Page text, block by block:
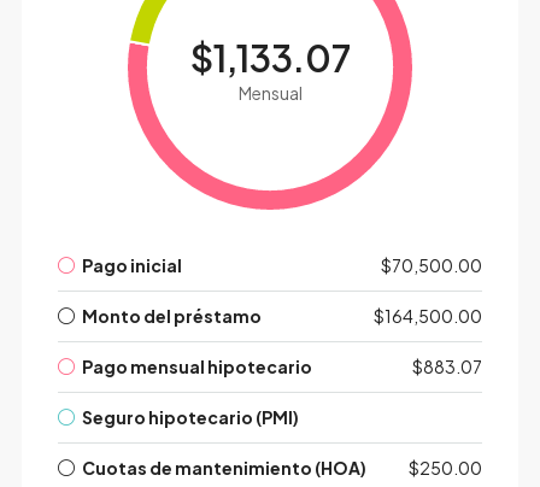
$1,133.07
Mensual
Pago inicial $70,500.00
Monto del préstamo $164,500.00
Pago mensual hipotecario $883.07
Seguro hipotecario (PMI)
Cuotas de mantenimiento (HOA) $250.00